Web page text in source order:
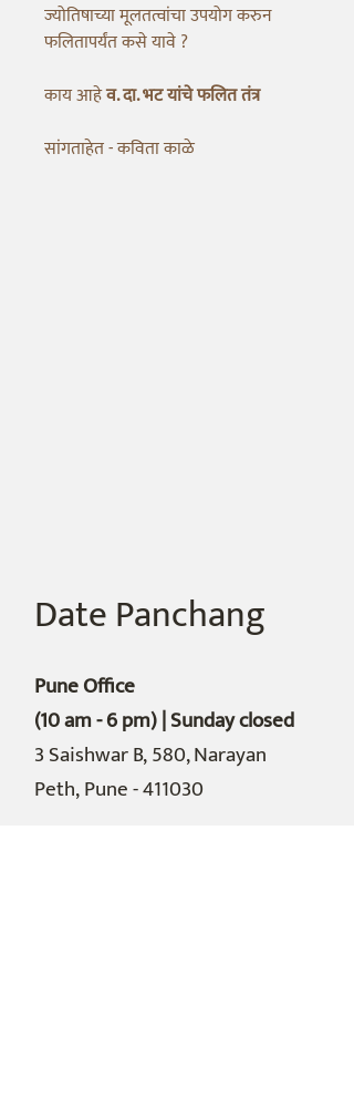
ज्योतिषाच्या मूलतत्वांचा उपयोग करुन
फलितापर्यंत कसे यावे ?
काय आहेव. दा. भट यांचे फलित तंत्र
सांगताहेत - कविता काळे
Date Panchang
Pune Office
(10 am - 6 pm) | Sunday closed
3 Saishwar B,580, Narayan
Peth,Pune - 411030